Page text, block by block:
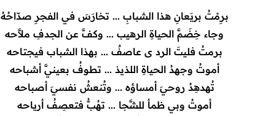
برِمْتُ بريَعانِ هذا الشبابِ ... تخارَسَ في الفجرِ صدّاحُهُ
وجاء خِضَمَّ الحياةِ الرهيب ... وكفَّ عن الجدفِ ملاَّحه
برمتُ فليتَ الرد ى عاصفٌ ... بهذا الشباب فيجتاحه
أموتُ وجهدُ الحياةِ اللذيذ ... تطوفُ بعينيَّ أشباحه
تُهدهِدُ روحيَ أمساؤه ... وتُنعشُ نفسيَ أصباحه
أموتُ وبي ظمأ للشَّجا ... تهُبُّ فتعصِفُ أرياحه